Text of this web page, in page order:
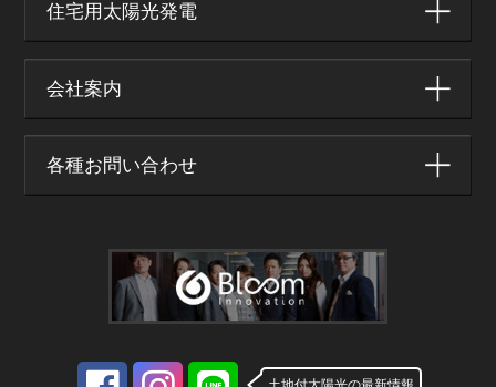
住宅用太陽光発電
会社案内
各種お問い合わせ